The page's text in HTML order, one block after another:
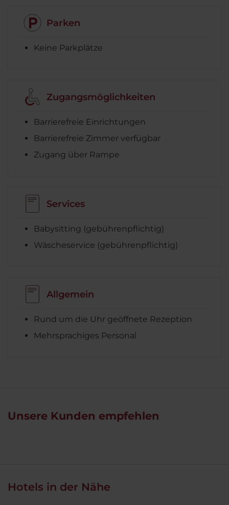
Parken
Keine Parkplätze
Zugangsmöglichkeiten
Barrierefreie Einrichtungen
Barrierefreie Zimmer verfügbar
Zugang über Rampe
Services
Babysitting (gebührenpflichtig)
Wäscheservice (gebührenpflichtig)
Allgemein
Rund um die Uhr geöffnete Rezeption
Mehrsprachiges Personal
Unsere Kunden empfehlen
Hotels in der Nähe